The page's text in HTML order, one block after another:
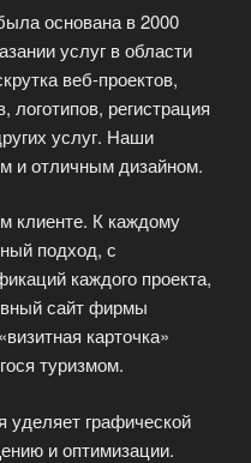
основана в 2000
услуг в области
веб-проектов,
регистрация
услуг. Наши
и отличным дизайном.
клиенте. К каждому
подход, с
каждого проекта,
сайт фирмы
карточка»
туризмом.
графической
и оптимизации.